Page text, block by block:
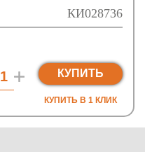
КИ028736
КУПИТЬ
КУПИТЬ В 1 КЛИК